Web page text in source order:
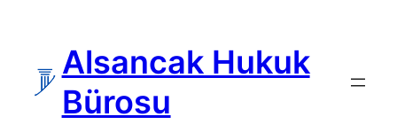
Alsancak Hukuk
Bürosu